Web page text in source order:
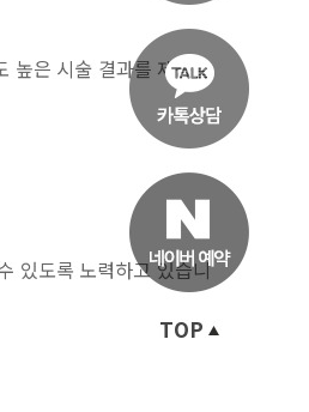
높은 시술 결과를 제공할
있도록 노력하고 있습니
TOP